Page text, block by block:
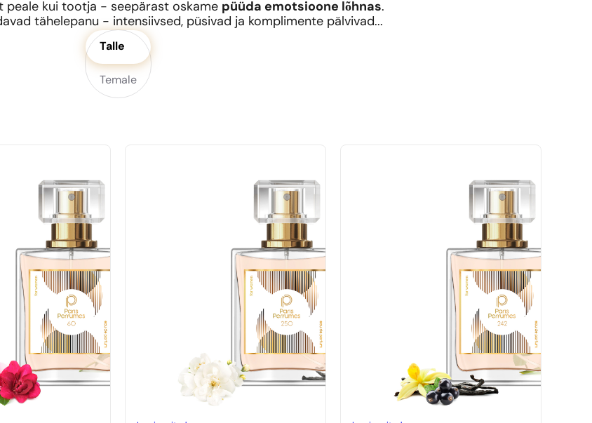
peale kui tootja - seepärast oskame püüda emotsioone lõhnas.
tähelepanu - intensiivsed, püsivad ja komplimente pälvivad...
Talle
Temale